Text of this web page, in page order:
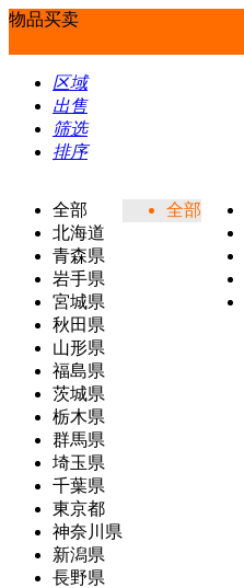
物品买卖
区域
出售
筛选
排序
全部
北海道
青森県
岩手県
宮城県
秋田県
山形県
福島県
茨城県
栃木県
群馬県
埼玉県
千葉県
東京都
神奈川県
新潟県
長野県
全部